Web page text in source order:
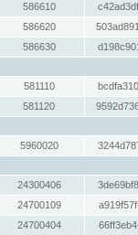
586610
586620
586630
581110
581120
5960020
24300406
24700109
24700404